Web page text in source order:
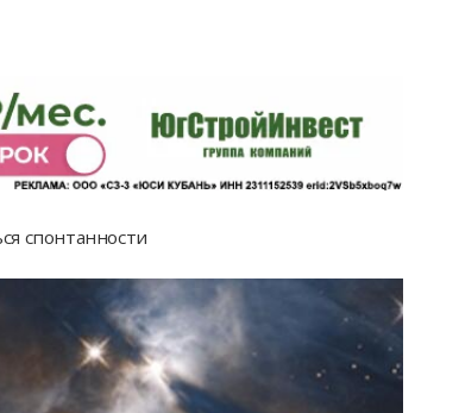
спонтанности